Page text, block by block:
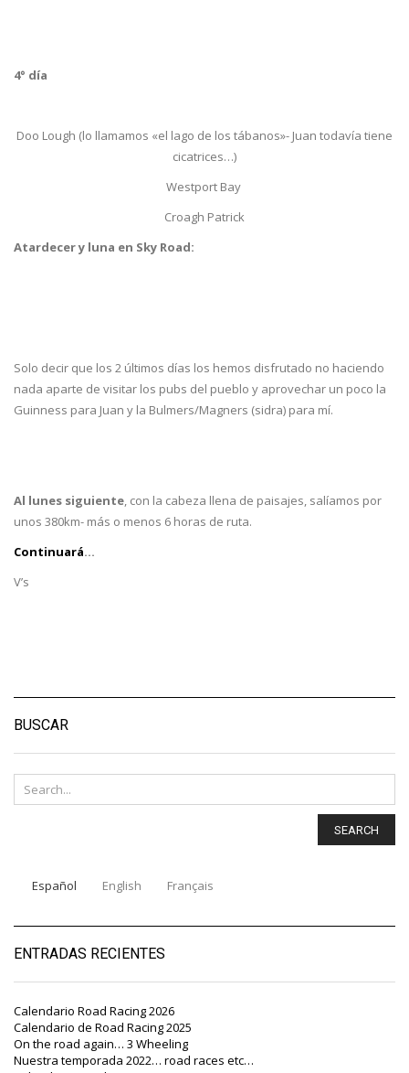
4° día
Doo Lough (lo llamamos «el lago de los tábanos»- Juan todavía tiene
cicatrices…)
Westport Bay
Croagh Patrick
Atardecer y luna en Sky Road:
Solo decir que los 2 últimos días los hemos disfrutado no haciendo
nada aparte de visitar los pubs del pueblo y aprovechar un poco la
Guinness para Juan y la Bulmers/Magners (sidra) para mí.
Al lunes siguiente, con la cabeza llena de paisajes, salíamos por
unos 380km- más o menos 6 horas de ruta.
Continuará…
V’s
BUSCAR
SEARCH
Español English Français
ENTRADAS RECIENTES
Calendario Road Racing 2026
Calendario de Road Racing 2025
On the road again… 3 Wheeling
Nuestra temporada 2022… road races etc…